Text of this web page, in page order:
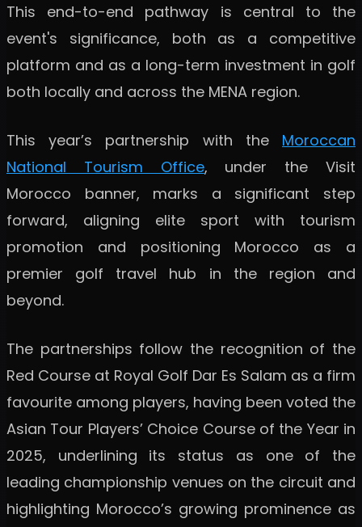
This end-to-end pathway is central to the
event's significance, both as a competitive
platform and as a long-term investment in golf
both locally and across the MENA region.
This year’s partnership with the Moroccan
National Tourism Office, under the Visit
Morocco banner, marks a significant step
forward, aligning elite sport with tourism
promotion and positioning Morocco as a
premier golf travel hub in the region and
beyond.
The partnerships follow the recognition of the
Red Course at Royal Golf Dar Es Salam as a firm
favourite among players, having been voted the
Asian Tour Players’ Choice Course of the Year in
2025, underlining its status as one of the
leading championship venues on the circuit and
highlighting Morocco’s growing prominence as